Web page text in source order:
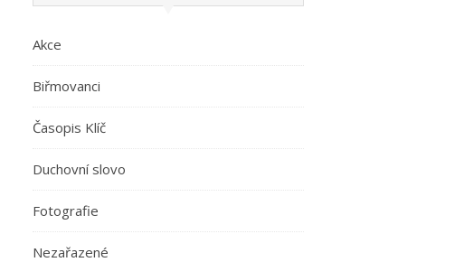
Akce
Biřmovanci
Časopis Klíč
Duchovní slovo
Fotografie
Nezařazené